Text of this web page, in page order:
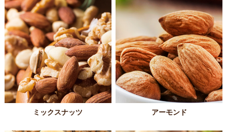
ミックスナッツ アーモンド